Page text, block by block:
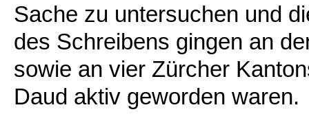
Sache zu untersuchen und
des Schreibens gingen an
sowie an vier Zürcher
Daud aktiv geworden waren.